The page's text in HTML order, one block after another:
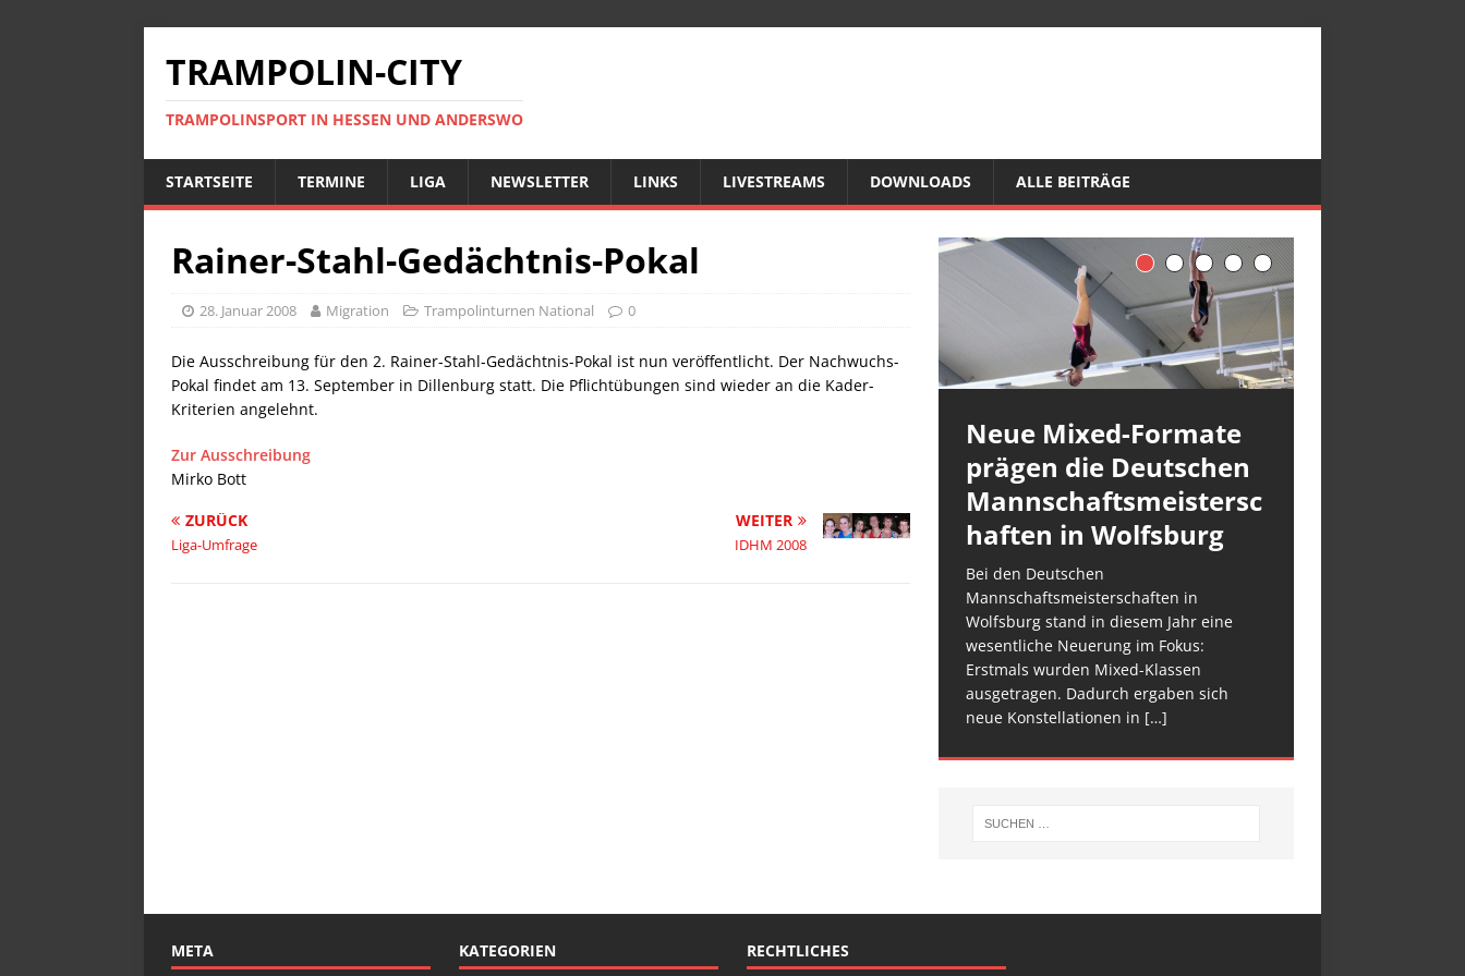
TRAMPOLIN-CITY
TRAMPOLINSPORT IN HESSEN UND ANDERSWO
STARTSEITE TERMINE LIGA NEWSLETTER LINKS LIVESTREAMS DOWNLOADS ALLE BEITRÄGE
Rainer-Stahl-Gedächtnis-Pokal
28. Januar 2008 Migration Trampolinturnen National 0
Die Ausschreibung für den 2. Rainer-Stahl-Gedächtnis-Pokal ist nun veröffentlicht. Der Nachwuchs-
Pokal findet am 13. September in Dillenburg statt. Die Pflichtübungen sind wieder an die Kader-
Kriterien angelehnt.
Zur Ausschreibung
Mirko Bott
ZURÜCK
Liga-Umfrage
WEITER
IDHM 2008
Neue Mixed-Formate
prägen die Deutschen
Mannschaftsmeistersc
haften in Wolfsburg
Bei den Deutschen
Mannschaftsmeisterschaften in
Wolfsburg stand in diesem Jahr eine
wesentliche Neuerung im Fokus:
Erstmals wurden Mixed-Klassen
ausgetragen. Dadurch ergaben sich
neue Konstellationen in […]
META KATEGORIEN RECHTLICHES